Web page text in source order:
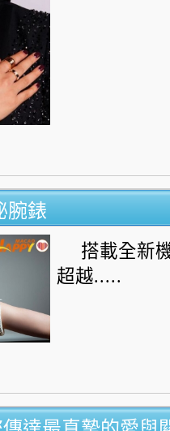
腕錶
搭載全新
超越.....